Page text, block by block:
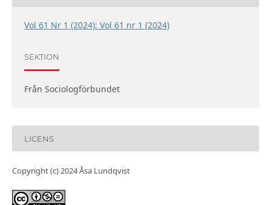
Vol 61 Nr 1 (2024): Vol 61 nr 1 (2024)
SEKTION
Från Sociologförbundet
LICENS
Copyright (c) 2024 Åsa Lundqvist